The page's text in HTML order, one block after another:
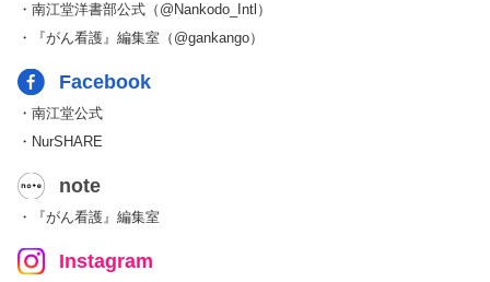
・南江堂洋書部公式（@Nankodo_Intl）
・『がん看護』編集室（@gankango）
Facebook
・南江堂公式
・NurSHARE
note
・『がん看護』編集室
Instagram